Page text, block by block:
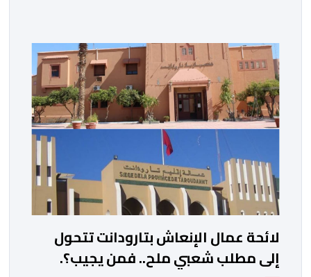
ادراج 10 التزامات ضمن برامجها الانتخابية المنتظرة، في إطار
تعاقد سياسي مع المناطق الجبلية والانتقال من الوعود
الانتخابية إلى التزامات عملية […]
لائحة عمال الإنعاش بتارودانت تتحول
إلى مطلب شعبي ملح.. فمن يجيب؟.